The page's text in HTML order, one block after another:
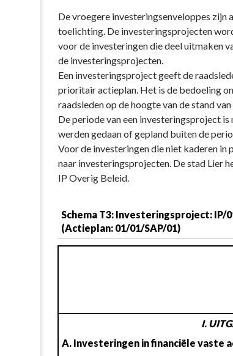
Terug
navigatie
Schema
Investeringsprojecten
Schema
De vroegere investeringsenveloppes zijn
toelichting. De investeringsprojecten
voor de investeringen die deel uitmaken
de investeringsprojecten.
Een investeringsproject geeft de
prioritair actieplan. Het is de bedoeling
raadsleden op de hoogte van de stand
De periode van een investeringsproject
werden gedaan of gepland buiten de
Voor de investeringen die niet kaderen
naar investeringsprojecten. De stad Lier
IP Overig Beleid.
Schema T3: Investeringsproject: IP/
(Actieplan: 01/01/SAP/01)
I.
A. Investeringen in financiële vaste